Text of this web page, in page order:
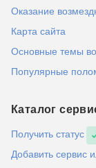
Оказание
Карта сайта
Основные темы
Популярные
Каталог
Получить статус
Добавить сервис